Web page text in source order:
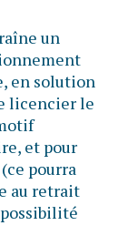
un
en solution
licencier le
et pour
pourra
au retrait